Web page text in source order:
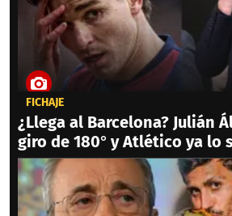
FICHAJE
¿Llega al Barcelona? Julián
giro de 180° y Atlético ya lo